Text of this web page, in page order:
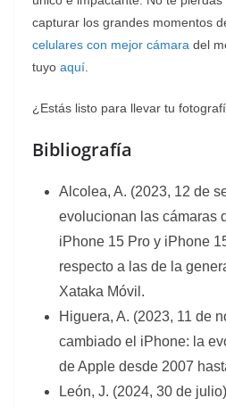
capturar los grandes momentos
celulares con mejor cámara del
tuyo aquí
¿Estás listo para llevar tu
Bibliografía
Alcolea, A. (2023, 12 de
evolucionan las cámaras
iPhone 15 Pro y iPhone
respecto a las de la
Xataka Móvil.
Higuera, A. (2023, 11 de
cambiado el iPhone: la
de Apple desde 2007
León, J. (2024, 30 de